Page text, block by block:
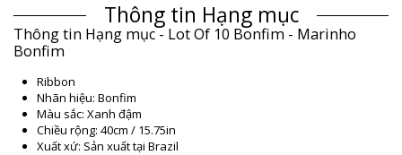
Thông tin Hạng mục
Thông tin Hạng mục - Lot Of 10 Bonfim - Marinho
Bonfim
Ribbon
Nhãn hiệu: Bonfim
Màu sắc: Xanh đậm
Chiều rộng: 40cm / 15.75in
Xuất xứ: Sản xuất tại Brazil